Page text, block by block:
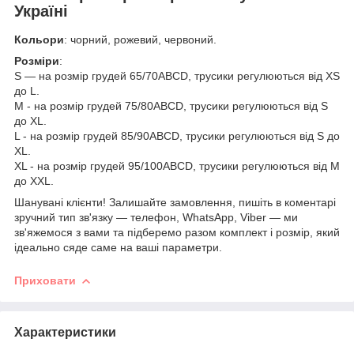
Україні
Кольори: чорний, рожевий, червоний.
Розміри:
S — на розмір грудей 65/70AВСD, трусики регулюються від XS
до L.
M - на розмір грудей 75/80AВСD, трусики регулюються від S
до XL.
L - на розмір грудей 85/90AВСD, трусики регулюються від S до
XL.
XL - на розмір грудей 95/100AВСD, трусики регулюються від M
до XXL.
Шанувані клієнти! Залишайте замовлення, пишіть в коментарі
зручний тип зв'язку — телефон, WhatsApp, Viber — ми
зв'яжемося з вами та підберемо разом комплект і розмір, який
ідеально сяде саме на ваші параметри.
Приховати
Характеристики